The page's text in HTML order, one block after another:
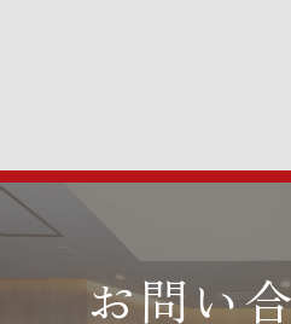
お問い